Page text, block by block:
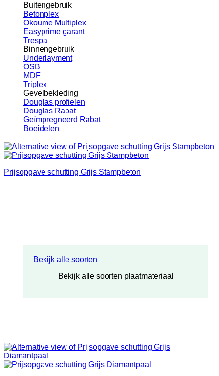
Buitengebruik
Betonplex
Okoume Multiplex
Easyprime garant
Trespa
Binnengebruik
Underlayment
OSB
MDF
Triplex
Gevelbekleding
Douglas profielen
Douglas Rabat
Geïmpregneerd Rabat
Boeidelen
Bekijk alle soorten
Bekijk alle soorten plaatmateriaal
Prijsopgave schutting Grijs Stampbeton